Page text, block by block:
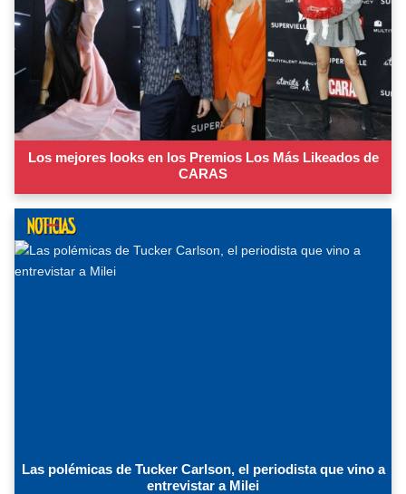
Los mejores looks en los Premios Los Más Likeados de
CARAS
Las polémicas de Tucker Carlson, el periodista que vino a
entrevistar a Milei